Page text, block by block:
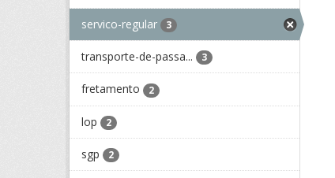
servico-regular 3
transporte-de-passa... 3
fretamento 2
lop 2
sgp 2